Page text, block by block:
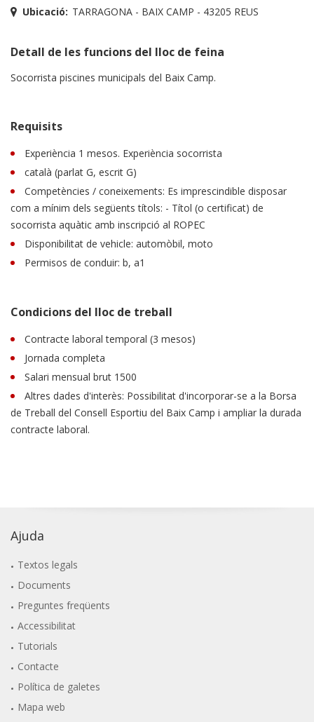
Ubicació: TARRAGONA - BAIX CAMP - 43205 REUS
Detall de les funcions del lloc de feina
Socorrista piscines municipals del Baix Camp.
Requisits
Experiència 1 mesos. Experiència socorrista
català (parlat G, escrit G)
Competències / coneixements: Es imprescindible disposar
com a mínim dels següents títols: - Títol (o certificat) de
socorrista aquàtic amb inscripció al ROPEC
Disponibilitat de vehicle: automòbil, moto
Permisos de conduir: b, a1
Condicions del lloc de treball
Contracte laboral temporal (3 mesos)
Jornada completa
Salari mensual brut 1500
Altres dades d'interès: Possibilitat d'incorporar-se a la Borsa
de Treball del Consell Esportiu del Baix Camp i ampliar la durada
contracte laboral.
Ajuda
Textos legals
Documents
Preguntes freqüents
Accessibilitat
Tutorials
Contacte
Política de galetes
Mapa web